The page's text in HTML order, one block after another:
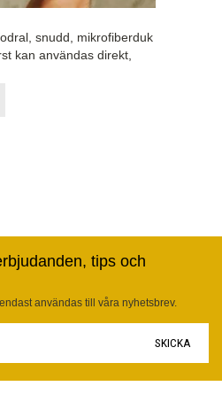
snudd, mikrofiberduk
kan användas direkt,
tips och
användas till våra nyhetsbrev.
SKICKA